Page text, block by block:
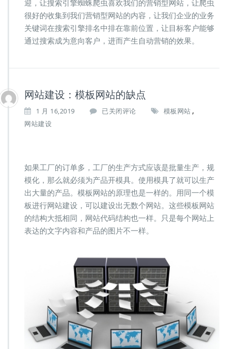
迎，让搜索引擎蜘蛛爬虫喜欢我们的营销型网站，让爬虫
很好的收集到我们营销型网站的内容，让我们企业的业务
关键词在搜索引擎排名中排在靠前位置，让目标客户能够
通过搜索成为意向客户，进而产生自动营销的效果。
网站建设：模板网站的缺点
1 月 16,2019
网
网
站
的
缺
点
已关闭评论 模板网站 ,
网站建设
如果工厂的订单多，工厂的生产方式应该是批量生产，规
模化，那么就必须为产品开模具。使用模具了就可以生产
出大量的产品。模板网站的原理也是一样的。用同一个模
板进行网站建设，可以建设出无数个网站。这些模板网站
的结构大抵相同，网站代码结构也一样。只是每个网站上
表达的文字内容和产品的图片不一样。